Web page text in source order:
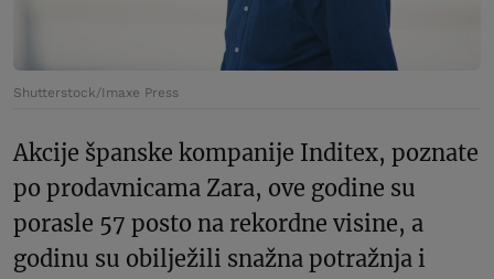
Shutterstock/Imaxe Press
Akcije španske kompanije Inditex, poznate
po prodavnicama Zara, ove godine su
porasle 57 posto na rekordne visine, a
godinu su obilježili snažna potražnja i